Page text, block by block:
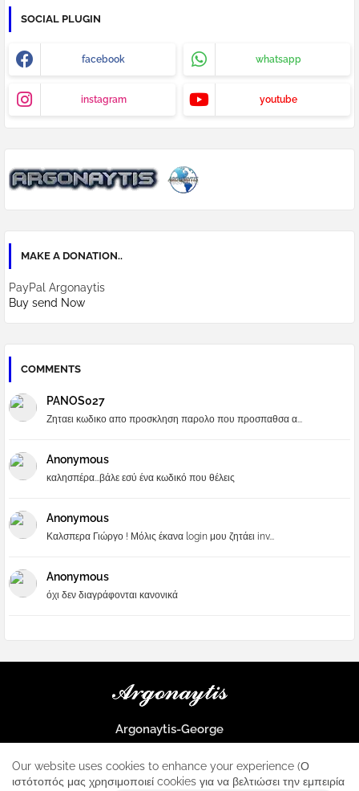
SOCIAL PLUGIN
facebook whatsapp
instagram youtube
MAKE A DONATION..
PayPal Argonaytis
Buy send Now
COMMENTS
PANOS027
Ζηταει κωδικο απο προσκληση παρολο που προσπαθσα α...
Anonymous
καλησπέρα...βάλε εσύ ένα κωδικό που θέλεις
Anonymous
Καλσπερα Γιώργο ! Μόλις έκανα login μου ζητάει inv...
Anonymous
όχι δεν διαγράφονται κανονικά
Argonaytis-George
μοναδικός σταθμός για κάθε iphone
Our website uses cookies to enhance your experience (Ο
ιστότοπός μας χρησιμοποιεί cookies για να βελτιώσει την εμπειρία